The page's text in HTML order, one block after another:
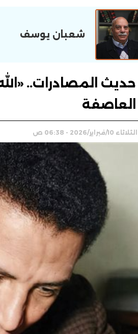
شعبان يوسف
حديث المصادرات..
العاصفة
الثلاثاء 10/فبراير/2026 - 06:38 ص